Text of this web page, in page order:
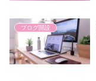
ブログ開設